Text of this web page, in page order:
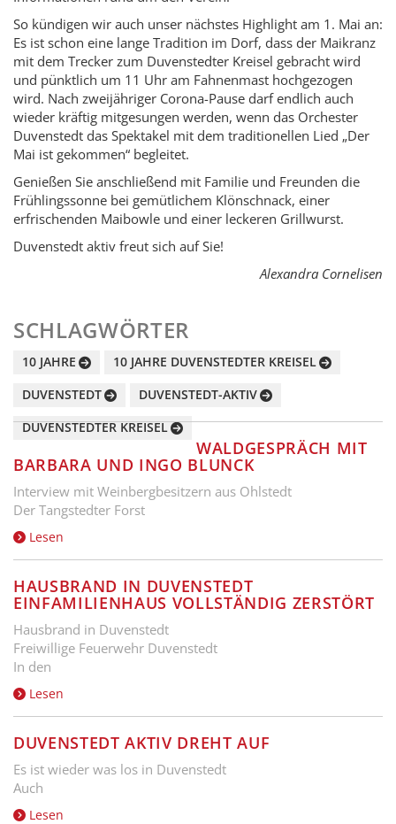
So kündigen wir auch unser nächstes Highlight am 1. Mai an:
Es ist schon eine lange Tradition im Dorf, dass der Maikranz
mit dem Trecker zum Duvenstedter Kreisel gebracht wird
und pünktlich um 11 Uhr am Fahnenmast hochgezogen
wird. Nach zweijähriger Corona-Pause darf endlich auch
wieder kräftig mitgesungen werden, wenn das Orchester
Duvenstedt das Spektakel mit dem traditionellen Lied „Der
Mai ist gekommen“ begleitet.
Genießen Sie anschließend mit Familie und Freunden die
Frühlingssonne bei gemütlichem Klönschnack, einer
erfrischenden Maibowle und einer leckeren Grillwurst.
Duvenstedt aktiv freut sich auf Sie!
Alexandra Cornelisen
SCHLAGWÖRTER
10 JAHRE
10 JAHRE DUVENSTEDTER KREISEL
DUVENSTEDT
DUVENSTEDT-AKTIV
DUVENSTEDTER KREISEL
WALDGESPRÄCH MIT
BARBARA UND INGO BLUNCK
Interview mit Weinbergbesitzern aus Ohlstedt
Der Tangstedter Forst
Lesen
HAUSBRAND IN DUVENSTEDT
EINFAMILIENHAUS VOLLSTÄNDIG ZERSTÖRT
Hausbrand in Duvenstedt
Freiwillige Feuerwehr Duvenstedt
In den
Lesen
DUVENSTEDT AKTIV DREHT AUF
Es ist wieder was los in Duvenstedt
Auch
Lesen